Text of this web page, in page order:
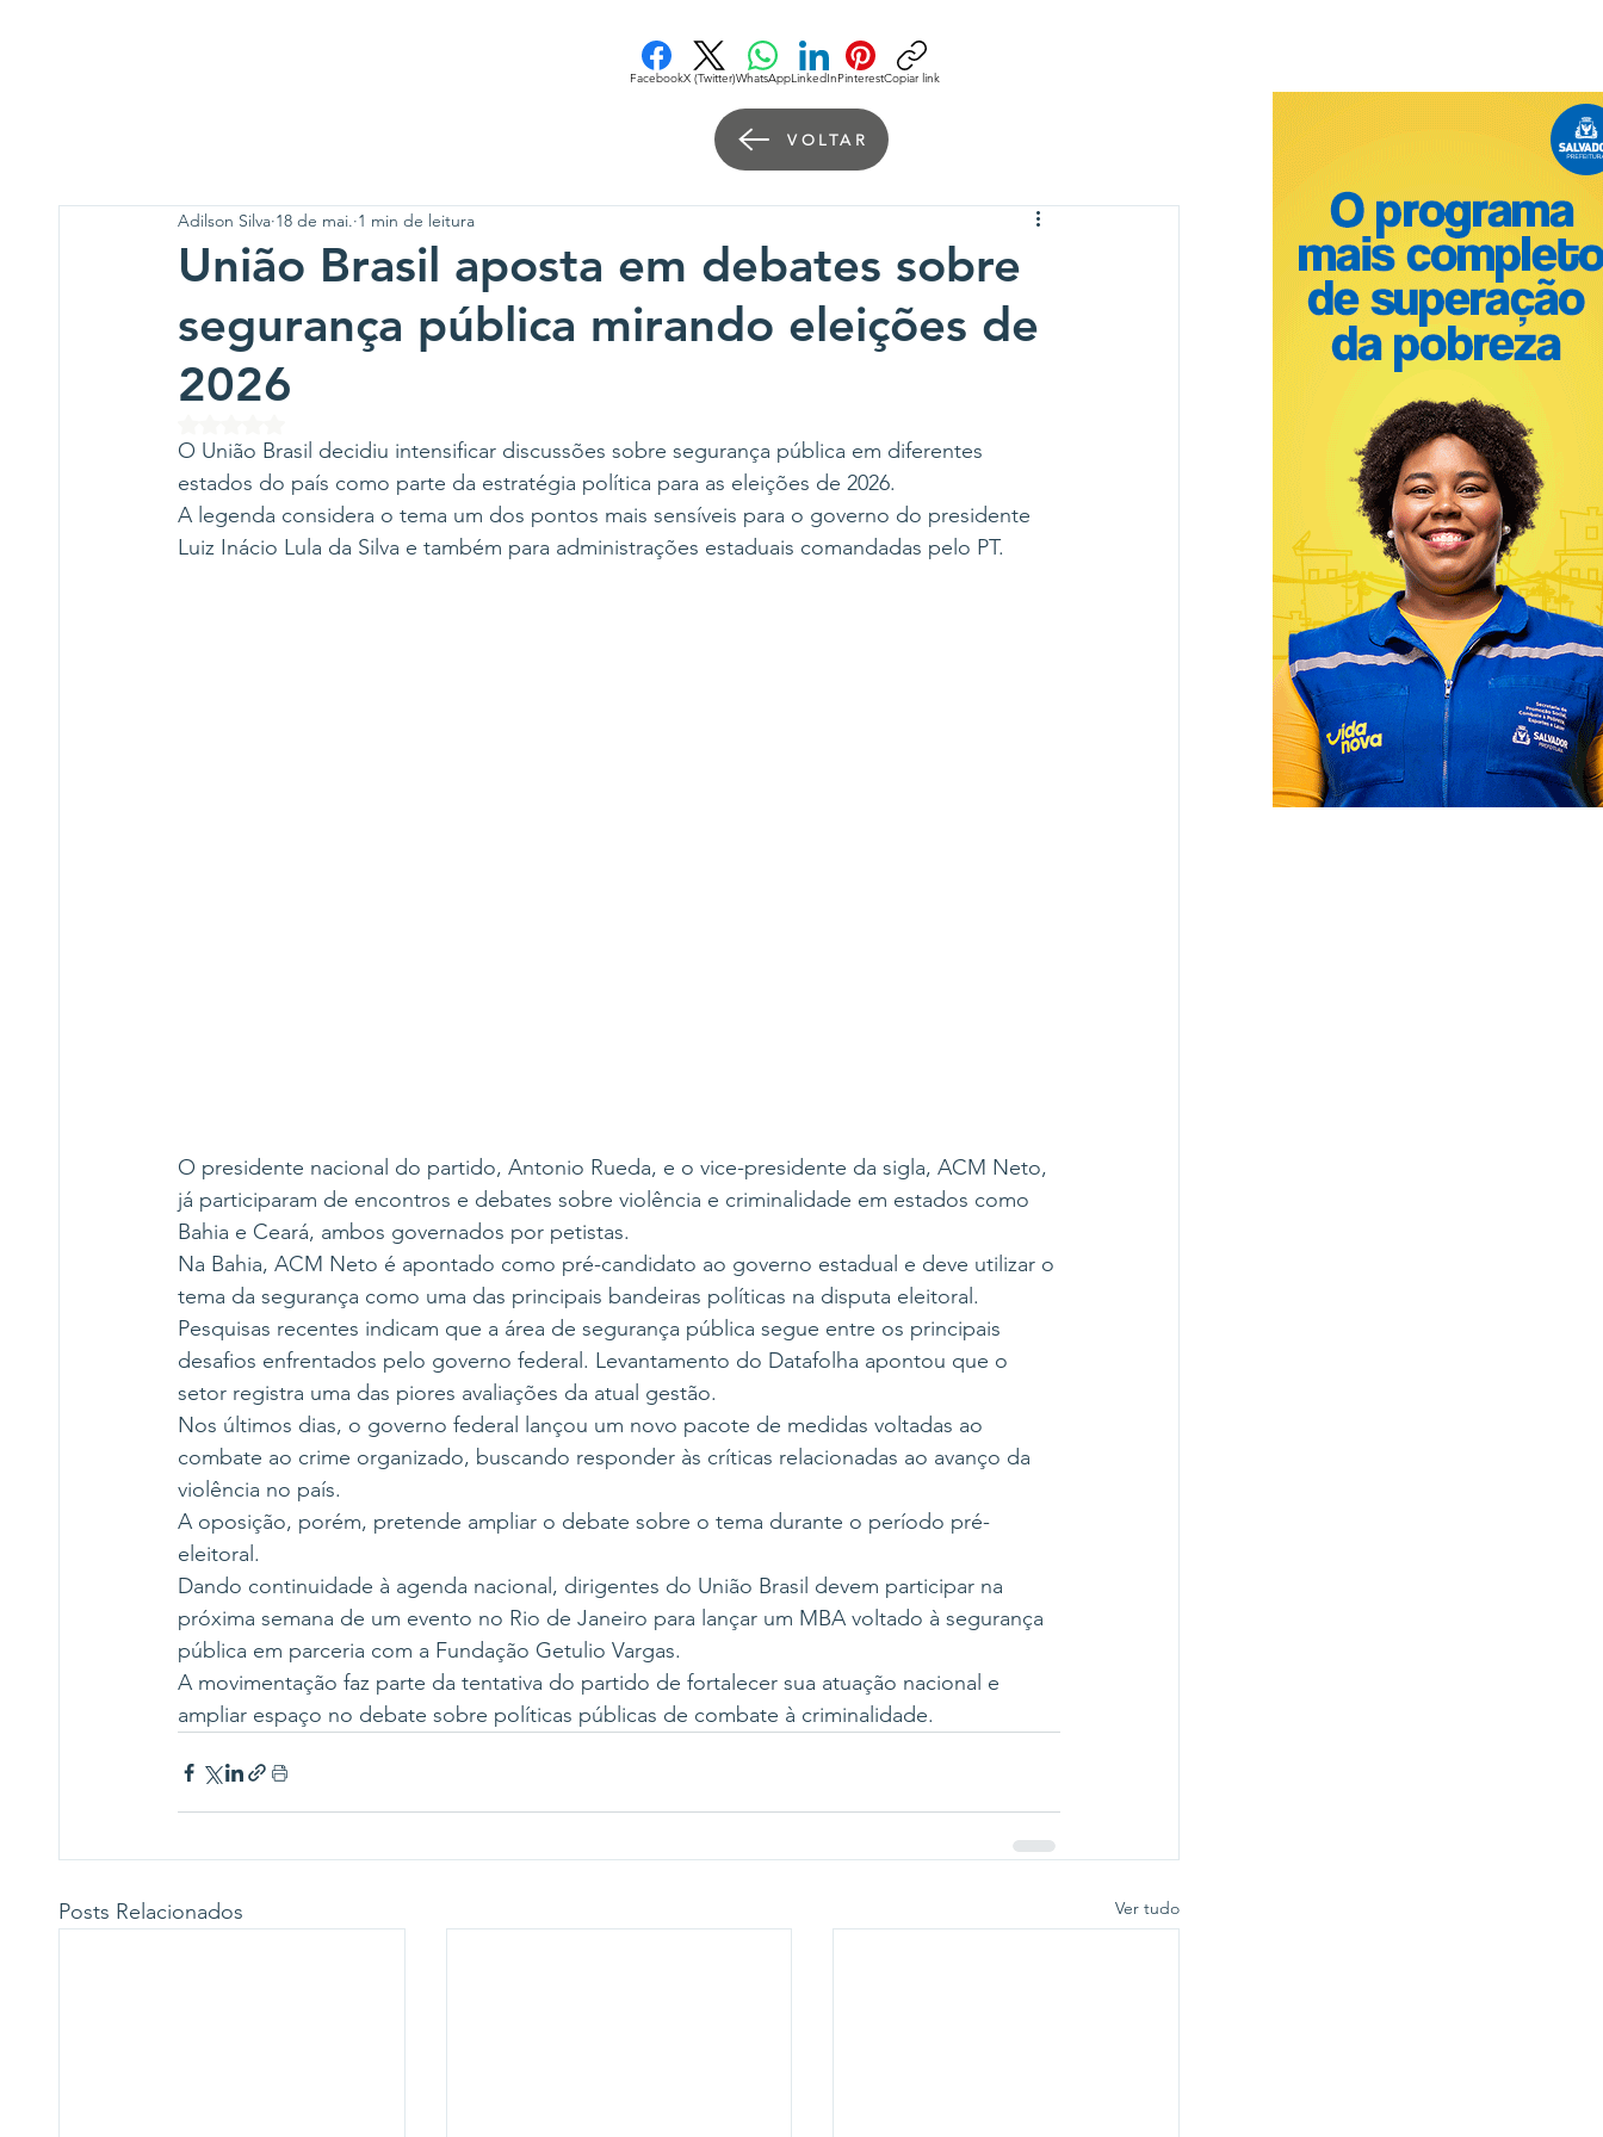
FacebookX (Twitter)WhatsAppLinkedInPinterestCopiar link
União Brasil aposta em debates sobre
segurança pública mirando eleições de
2026
Adilson Silva 18 de mai. 1 min de leitura
O União Brasil decidiu intensificar discussões sobre segurança pública em diferentes
estados do país como parte da estratégia política para as eleições de 2026.
A legenda considera o tema um dos pontos mais sensíveis para o governo do presidente
Luiz Inácio Lula da Silva e também para administrações estaduais comandadas pelo PT.
O presidente nacional do partido, Antonio Rueda, e o vice-presidente da sigla, ACM Neto,
já participaram de encontros e debates sobre violência e criminalidade em estados como
Bahia e Ceará, ambos governados por petistas.
Na Bahia, ACM Neto é apontado como pré-candidato ao governo estadual e deve utilizar o
tema da segurança como uma das principais bandeiras políticas na disputa eleitoral.
Pesquisas recentes indicam que a área de segurança pública segue entre os principais
desafios enfrentados pelo governo federal. Levantamento do Datafolha apontou que o
setor registra uma das piores avaliações da atual gestão.
Nos últimos dias, o governo federal lançou um novo pacote de medidas voltadas ao
combate ao crime organizado, buscando responder às críticas relacionadas ao avanço da
violência no país.
A oposição, porém, pretende ampliar o debate sobre o tema durante o período pré-
eleitoral.
Dando continuidade à agenda nacional, dirigentes do União Brasil devem participar na
próxima semana de um evento no Rio de Janeiro para lançar um MBA voltado à segurança
pública em parceria com a Fundação Getulio Vargas.
A movimentação faz parte da tentativa do partido de fortalecer sua atuação nacional e
ampliar espaço no debate sobre políticas públicas de combate à criminalidade.
Posts Relacionados Ver tudo
VOLTAR